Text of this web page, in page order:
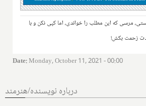
مرسی که این مطلب را خواندی، اما کپی نکن و با
زحمت بکش!
Date:Monday, October 11, 2021 - 00:00
درباره نویسنده/هنرمند